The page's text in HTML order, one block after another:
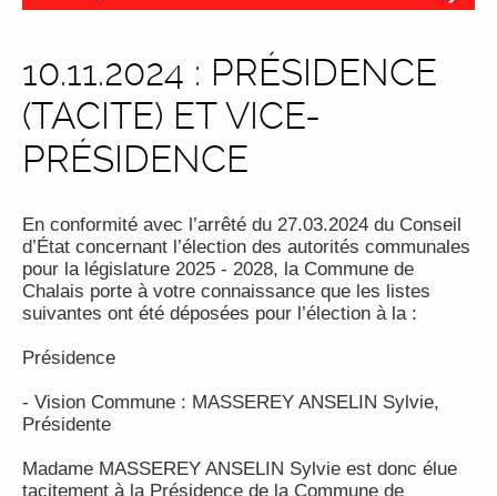
10.11.2024 : PRÉSIDENCE
(TACITE) ET VICE-
PRÉSIDENCE
En conformité avec l’arrêté du 27.03.2024 du Conseil
d’État concernant l’élection des autorités communales
pour la législature 2025 - 2028, la Commune de
Chalais porte à votre connaissance que les listes
suivantes ont été déposées pour l’élection à la :
Présidence
- Vision Commune : MASSEREY ANSELIN Sylvie,
Présidente
Madame MASSEREY ANSELIN Sylvie est donc élue
tacitement à la Présidence de la Commune de